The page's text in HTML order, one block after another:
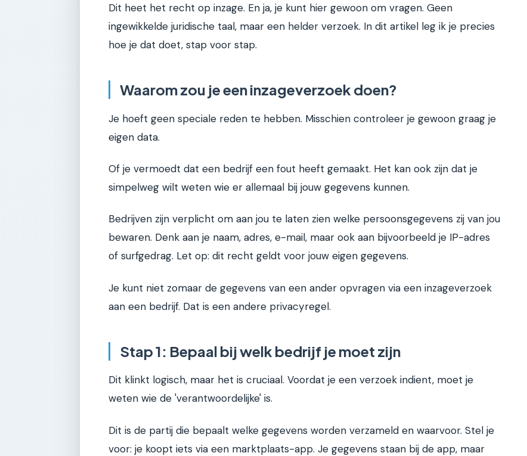
Dit heet het recht op inzage. En ja, je kunt hier gewoon om vragen. Geen
ingewikkelde juridische taal, maar een helder verzoek. In dit artikel leg ik je precies
hoe je dat doet, stap voor stap.
Waarom zou je een inzageverzoek doen?
Je hoeft geen speciale reden te hebben. Misschien controleer je gewoon graag je
eigen data.
Of je vermoedt dat een bedrijf een fout heeft gemaakt. Het kan ook zijn dat je
simpelweg wilt weten wie er allemaal bij jouw gegevens kunnen.
Bedrijven zijn verplicht om aan jou te laten zien welke persoonsgegevens zij van jou
bewaren. Denk aan je naam, adres, e-mail, maar ook aan bijvoorbeeld je IP-adres
of surfgedrag. Let op: dit recht geldt voor jouw eigen gegevens.
Je kunt niet zomaar de gegevens van een ander opvragen via een inzageverzoek
aan een bedrijf. Dat is een andere privacyregel.
Stap 1: Bepaal bij welk bedrijf je moet zijn
Dit klinkt logisch, maar het is cruciaal. Voordat je een verzoek indient, moet je
weten wie de 'verantwoordelijke' is.
Dit is de partij die bepaalt welke gegevens worden verzameld en waarvoor. Stel je
voor: je koopt iets via een marktplaats-app. Je gegevens staan bij de app, maar